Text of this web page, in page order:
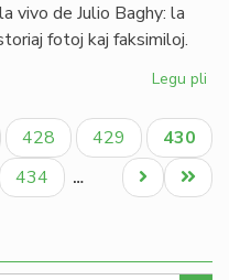
vivo de Julio Baghy: la
fotoj kaj faksimiloj.
Legu pli
Paĝo
428 Paĝo
429
Aktuala
paĝo
430
Paĝo
434 …
Last
page
Next
page